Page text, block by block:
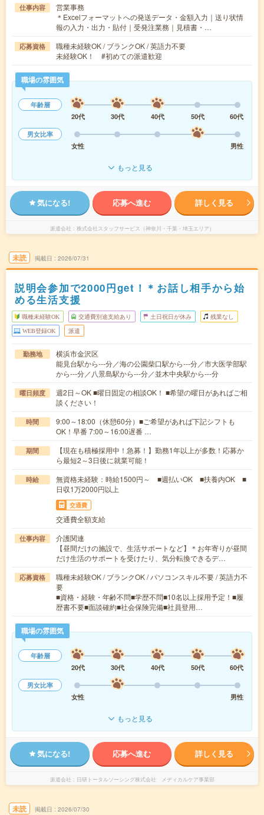
仕事内容
営業事務
＊Excelフォーマットへの発送データ・金額入力｜送り状情
報の入力・出力・貼付｜受発注業務｜見積書・…
応募資格
職種未経験OK / ブランクOK / 英語力不要
未経験OK！ #初めての派遣歓迎
職場の雰囲気
年齢層
20代
30代 40代 50代
60代
男女比率
女性
男性
もっと見る
気になる! 応募へ進む 詳しく見る
派遣会社 株式会社スタッフサービス（神奈川・千葉・埼玉エリア）
未読 掲載日 2026/07/31
説明会参加で2000円get！＊お話し相手から始
める生活支援
職種未経験OK 交通費別途支給あり 土日祝日が休み 残業なし
WEB登録OK 派遣
勤務地
横浜市金沢区
能見台駅から---分／海の公園柴口駅から---分／市大医学部駅
から---分／八景島駅から---分／並木中央駅から---分
曜日頻度
週2日～OK ■曜日固定の相談OK！ ■希望の曜日があればご相
談ください！
時間
9:00～18:00（休憩60分）■ご希望があれば下記シフトも
OK！早番 7:00～16:00遅番 …
期間
【現在も積極採用中！急募！】勤務1年以上が多数！応募か
ら最短2～3日後に就業可能！
時給
無資格未経験：時給1500円～ ■週払いOK ■扶養内OK ■
日収1万2000円以上
交通費
交通費全額支給
仕事内容
介護関連
【昼間だけの施設で、生活サポートなど】＊お年寄りが昼間
だけ生活のサポートを受けたり、気分転換できるデ…
応募資格
職種未経験OK / ブランクOK / パソコンスキル不要 / 英語力不
要
■資格・経験・年齢不問■学歴不問■10名以上採用予定！■履
歴書不要■面談確約■社会保険完備■社員登用…
職場の雰囲気
年齢層
20代
30代 40代 50代
60代
男女比率
女性
男性
もっと見る
気になる! 応募へ進む 詳しく見る
派遣会社 日研トータルソーシング株式会社 メディカルケア事業部
未読 掲載日 2026/07/30